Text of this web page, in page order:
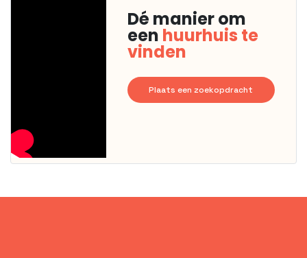
Dé manier om
een huurhuis te
vinden
Plaats een zoekopdracht